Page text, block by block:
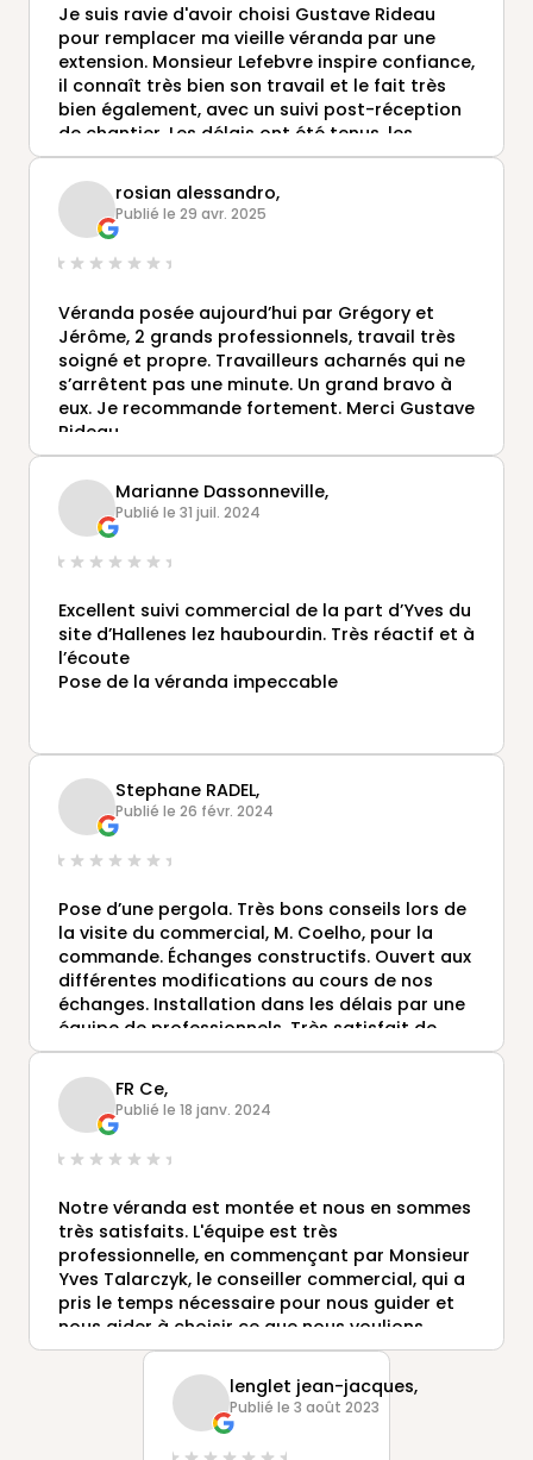
Je suis ravie d'avoir choisi Gustave Rideau
pour remplacer ma vieille véranda par une
extension. Monsieur Lefebvre inspire confiance,
il connaît très bien son travail et le fait très
bien également, avec un suivi post-réception
de chantier. Les délais ont été tenus, les
matériaux sont de qualité. Tout s'est très bien
passé, de la démolition à la pose en passant
par la maçonnerie. Monsieur Eeckeman, le
maçon recommandé par Monsieur Lefebvre, a
su s'adapter aux contraintes de mon chantier
puisque je vis sur place. Je les recommande
rosian alessandro,
Publié le 29 avr. 2025
Véranda posée aujourd’hui par Grégory et
Jérôme, 2 grands professionnels, travail très
soigné et propre. Travailleurs acharnés qui ne
s’arrêtent pas une minute. Un grand bravo à
eux. Je recommande fortement. Merci Gustave
Rideau
Marianne Dassonneville,
Publié le 31 juil. 2024
Excellent suivi commercial de la part d’Yves du
site d’Hallenes lez haubourdin. Très réactif et à
l’écoute
Pose de la véranda impeccable
Stephane RADEL,
Publié le 26 févr. 2024
Pose d’une pergola. Très bons conseils lors de
la visite du commercial, M. Coelho, pour la
commande. Échanges constructifs. Ouvert aux
différentes modifications au cours de nos
échanges. Installation dans les délais par une
équipe de professionnels. Très satisfait de
l’intervention de l’ensemble des intervenants
de l’entreprise. Nous recommanderons
Gustave Rideau.
FR Ce,
Publié le 18 janv. 2024
Notre véranda est montée et nous en sommes
très satisfaits. L'équipe est très
professionnelle, en commençant par Monsieur
Yves Talarczyk, le conseiller commercial, qui a
pris le temps nécessaire pour nous guider et
nous aider à choisir ce que nous voulions.
Merci également aux installateurs. Tous ont
été très sympathiques et ordonnés. Nous
recommandons vivement la société Gustave
RIDEAU à qui nous adressons nos Meilleurs
vœux et la félicitons pour le travail accompli.
lenglet jean-jacques,
Publié le 3 août 2023